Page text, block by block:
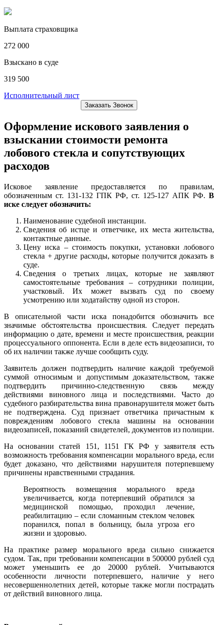
Выплата страховщика
272 000
Взыскано в суде
319 500
Исполнительный лист
Заказать Звонок
Оформление искового заявления о
взыскании стоимости ремонта
лобового стекла и сопутствующих
расходов
Исковое заявление предоставляется по правилам,
обозначенным ст. 131-132 ГПК РФ, ст. 125-127 АПК РФ. В
иске следует обозначить:
Наименование судебной инстанции.
Сведения об истце и ответчике, их места жительства,
контактные данные.
Цену иска – стоимость покупки, установки лобового
стекла + другие расходы, которые получится доказать в
суде.
Сведения о третьих лицах, которые не заявляют
самостоятельные требования – сотрудники полиции,
участковый. Их может вызвать суд по своему
усмотрению или ходатайству одной из сторон.
В описательной части иска понадобится обозначить все
значимые обстоятельства происшествия. Следует передать
информацию о дате, времени и месте происшествия, реакции
процессуального оппонента. Если в деле есть видеозаписи, то
об их наличии также лучше сообщить суду.
Заявитель должен подтвердить наличие каждой требуемой
суммой относимым и допустимым доказательством, также
подтвердить причинно-следственную связь между
действиями виновного лица и последствиями. Часто до
судебного разбирательства вина правонарушителя может быть
не подтверждена. Суд признает ответчика причастным к
повреждениям лобового стекла машины на основании
видеозаписей, показаний свидетелей, документов из полиции.
На основании статей 151, 1151 ГК РФ у заявителя есть
возможность требования компенсации морального вреда, если
будет доказано, что действиями нарушителя потерпевшему
причинены нравственными страдания.
Вероятность возмещения морального вреда
увеличивается, когда потерпевший обратился за
медицинской помощью, проходил лечение,
реабилитацию – если сломанным стеклом человек
поранился, попал в больницу, была угроза его
жизни и здоровью.
На практике размер морального вреда сильно снижается
судом. Так, при требовании компенсации в 500000 рублей суд
может уменьшить ее до 20000 рублей. Учитываются
особенности личности потерпевшего, наличие у него
несовершеннолетних детей, которые также могли пострадать
от действий виновного лица.